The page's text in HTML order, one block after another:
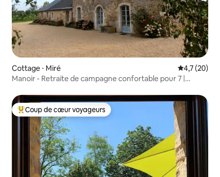
Cottage ⋅ Miré Évaluation
4,7 (20)
Manoir - Retraite de campagne confortable pour 7 |
Coups de cœur voyageurs les plus appréciés
Coup de cœur voyageurs